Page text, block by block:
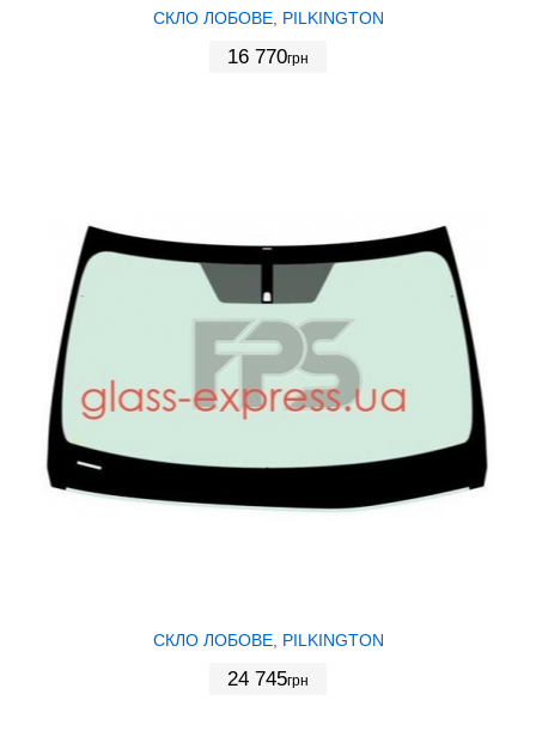
СКЛО ЛОБОВЕ, PILKINGTON
16 770грн
СКЛО ЛОБОВЕ, PILKINGTON
24 745грн